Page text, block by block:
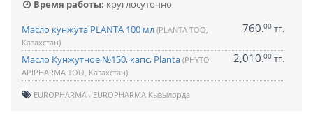
Время работы: круглосуточно
Масло кунжута PLANTA 100 мл (PLANTA ТОО,
Казахстан)
760.00 тг.
Масло Кунжутное №150, капс, Planta (PHYTO-
APIPHARMA ТОО, Казахстан)
2,010.00 тг.
EUROPHARMA EUROPHARMA Кызылорда